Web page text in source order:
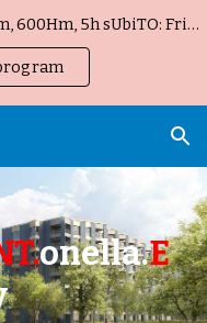
Sa. 19. September 2026 - Wa, T2, 17km, 600Hm, 5h sUbiTO: Fribourg Gottéron !
onella.E